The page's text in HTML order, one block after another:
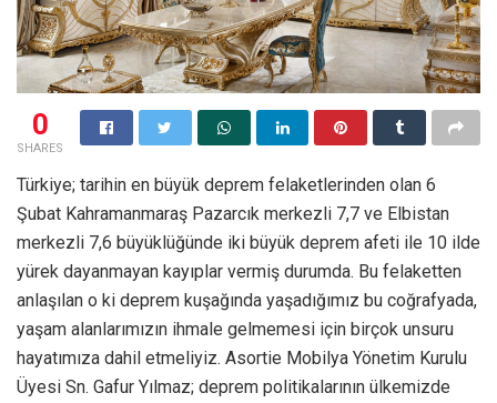
0
SHARES
Türkiye; tarihin en büyük deprem felaketlerinden olan 6
Şubat Kahramanmaraş Pazarcık merkezli 7,7 ve Elbistan
merkezli 7,6 büyüklüğünde iki büyük deprem afeti ile 10 ilde
yürek dayanmayan kayıplar vermiş durumda. Bu felaketten
anlaşılan o ki deprem kuşağında yaşadığımız bu coğrafyada,
yaşam alanlarımızın ihmale gelmemesi için birçok unsuru
hayatımıza dahil etmeliyiz. Asortie Mobilya Yönetim Kurulu
Üyesi Sn. Gafur Yılmaz; deprem politikalarının ülkemizde